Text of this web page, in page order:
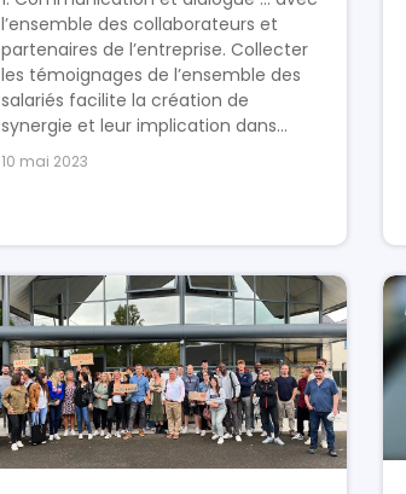
l’ensemble des collaborateurs et
partenaires de l’entreprise. Collecter
les témoignages de l’ensemble des
salariés facilite la création de
synergie et leur implication dans...
10 mai 2023